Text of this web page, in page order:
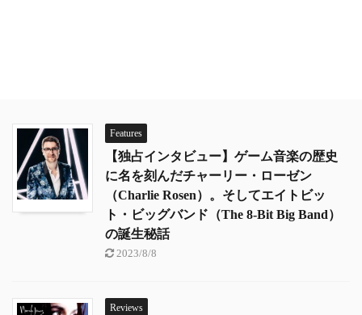
Features
【独占インタビュー】ゲーム音楽の歴史
に名を刻んだチャーリー・ローゼン
（Charlie Rosen）。そしてエイトビッ
ト・ビッグバンド（The 8-Bit Big Band）
の誕生秘話
2023/8/8
Reviews